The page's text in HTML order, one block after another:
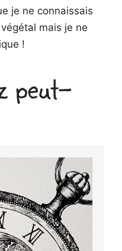
je ne connaissais
mais je ne
!
peut-